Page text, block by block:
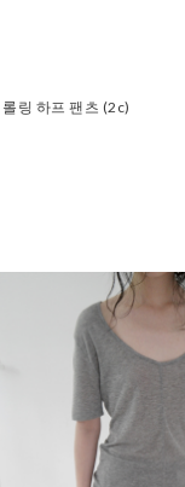
링 하프 팬츠 (2c)